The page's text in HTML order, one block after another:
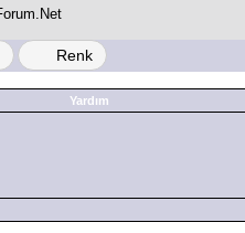
Renk
Yardım